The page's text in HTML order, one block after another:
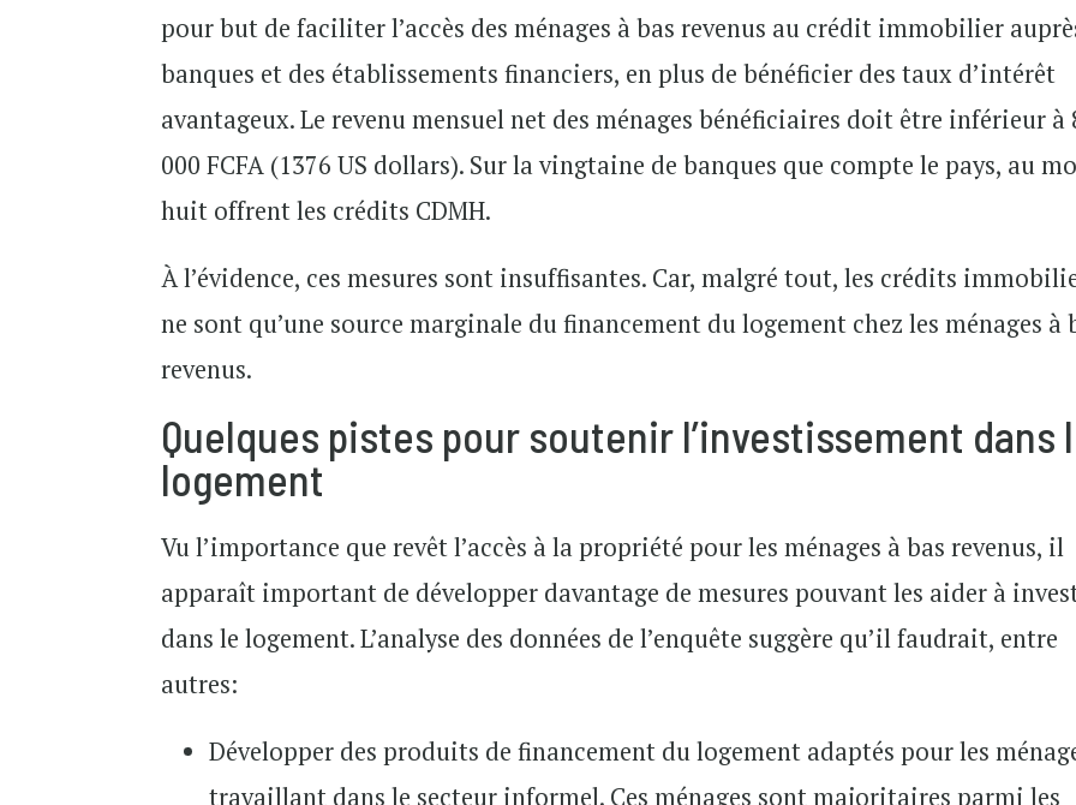
pour but de faciliter l’accès des ménages à bas revenus au crédit immobilier
banques et des établissements financiers, en plus de bénéficier des taux d’intérêt
avantageux. Le revenu mensuel net des ménages bénéficiaires doit être inférieur à
000 FCFA (1376 US dollars). Sur la vingtaine de banques que compte le pays, au
huit offrent les crédits CDMH.
À l’évidence, ces mesures sont insuffisantes. Car, malgré tout, les crédits
ne sont qu’une source marginale du financement du logement chez les ménages à
revenus.
Quelques pistes pour soutenir l’investissement dans
logement
Vu l’importance que revêt l’accès à la propriété pour les ménages à bas revenus, il
apparaît important de développer davantage de mesures pouvant les aider à
dans le logement. L’analyse des données de l’enquête suggère qu’il faudrait, entre
autres:
Développer des produits de financement du logement adaptés pour les
travaillant dans le secteur informel. Ces ménages sont majoritaires parmi les